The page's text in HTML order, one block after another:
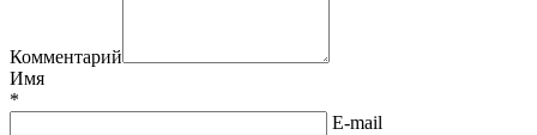
Комментарий
Имя
*
E-mail